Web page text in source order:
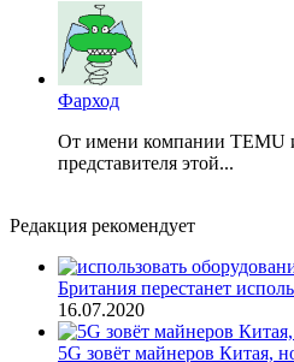
Фарход
От имени компании TEMU
представителя этой...
Редакция рекомендует
Британия перестанет
16.07.2020
5G зовёт майнеров Китая,